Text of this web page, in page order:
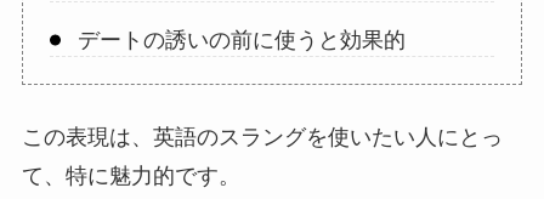
デートの誘いの前に使うと効果的
この表現は、英語のスラングを使いたい人にとっ
て、特に魅力的です。